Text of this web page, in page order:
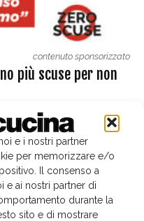
e i nostri partner
per memorizzare e/o
Il consenso a
e ai nostri partner di
durante la
sito e di mostrare
contenuto sponsorizzato
più scuse per non